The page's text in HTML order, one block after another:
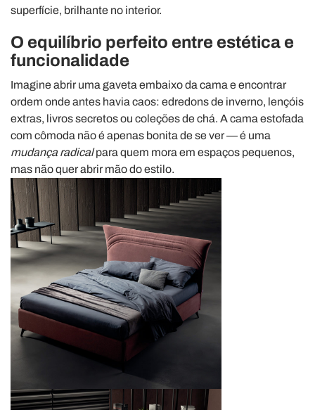
superfície, brilhante no interior.
O equilíbrio perfeito entre estética e
funcionalidade
Imagine abrir uma gaveta embaixo da cama e encontrar
ordem onde antes havia caos: edredons de inverno, lençóis
extras, livros secretos ou coleções de chá. A cama estofada
com cômoda não é apenas bonita de se ver — é uma
mudança radicalpara quem mora em espaços pequenos,
mas não quer abrir mão do estilo.